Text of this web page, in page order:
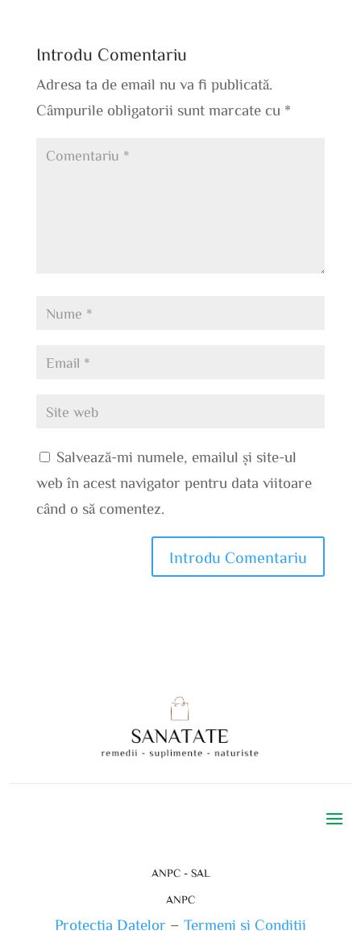
Introdu Comentariu
Adresa ta de email nu va fi publicată.
Câmpurile obligatorii sunt marcate cu *
Salvează-mi numele, emailul și site-ul
web în acest navigator pentru data viitoare
când o să comentez.
ANPC - SAL
ANPC
Protectia Datelor – Termeni si Conditii